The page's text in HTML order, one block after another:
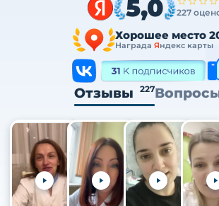
5,0 227
Хорошее место
Награда Яндекс карты
Отзывы 227